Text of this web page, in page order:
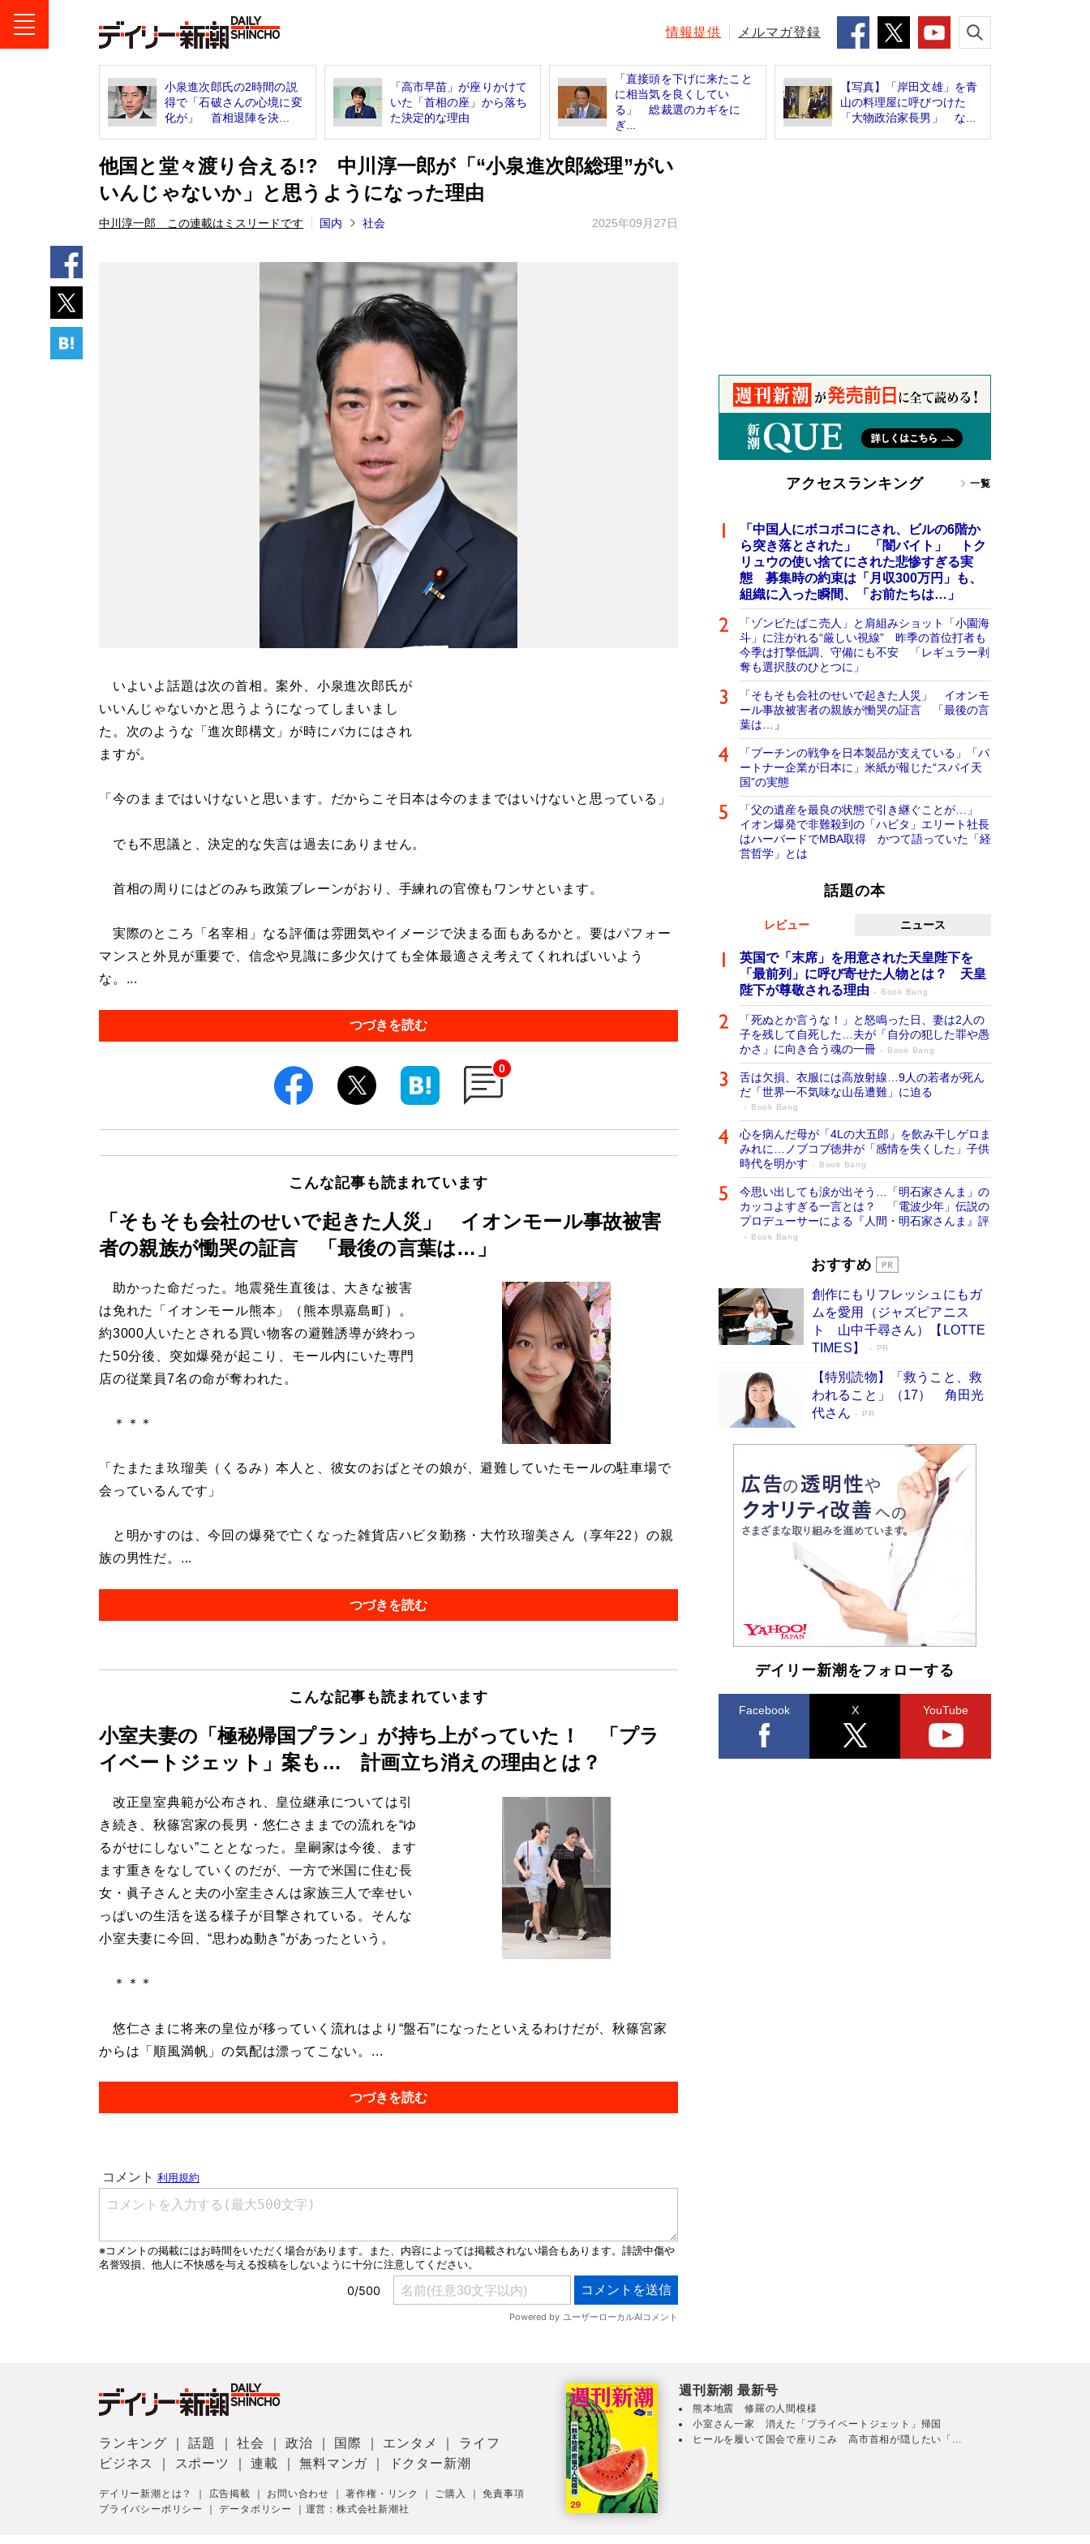
情報提供 メルマガ登録
小泉進次郎氏の2時間の説
得で「石破さんの心境に変
化が」 首相退陣を決...
「高市早苗」が座りかけて
いた「首相の座」から落ち
た決定的な理由
「直接頭を下げに来たこと
に相当気を良くしてい
る」 総裁選のカギをに
ぎ...
【写真】「岸田文雄」を青
山の料理屋に呼びつけた
「大物政治家長男」 な...
他国と堂々渡り合える!? 中川淳一郎が「“小泉進次郎総理”がい
いんじゃないか」と思うようになった理由
中川淳一郎 この連載はミスリードです 国内 社会 2025年09月27日
いよいよ話題は次の首相。案外、小泉進次郎氏が
いいんじゃないかと思うようになってしまいまし
た。次のような「進次郎構文」が時にバカにはされ
ますが。
「今のままではいけないと思います。だからこそ日本は今のままではいけないと思っている」
でも不思議と、決定的な失言は過去にありません。
首相の周りにはどのみち政策ブレーンがおり、手練れの官僚もワンサといます。
実際のところ「名宰相」なる評価は雰囲気やイメージで決まる面もあるかと。要はパフォー
マンスと外見が重要で、信念や見識に多少欠けても全体最適さえ考えてくれればいいよう
な。...
つづきを読む
0
こんな記事も読まれています
「そもそも会社のせいで起きた人災」 イオンモール事故被害
者の親族が慟哭の証言 「最後の言葉は…」
助かった命だった。地震発生直後は、大きな被害
は免れた「イオンモール熊本」（熊本県嘉島町）。
約3000人いたとされる買い物客の避難誘導が終わっ
た50分後、突如爆発が起こり、モール内にいた専門
店の従業員7名の命が奪われた。
＊＊＊
「たまたま玖瑠美（くるみ）本人と、彼女のおばとその娘が、避難していたモールの駐車場で
会っているんです」
と明かすのは、今回の爆発で亡くなった雑貨店ハビタ勤務・大竹玖瑠美さん（享年22）の親
族の男性だ。...
つづきを読む
こんな記事も読まれています
小室夫妻の「極秘帰国プラン」が持ち上がっていた！ 「プラ
イベートジェット」案も… 計画立ち消えの理由とは？
改正皇室典範が公布され、皇位継承については引
き続き、秋篠宮家の長男・悠仁さままでの流れを“ゆ
るがせにしない”こととなった。皇嗣家は今後、ます
ます重きをなしていくのだが、一方で米国に住む長
女・眞子さんと夫の小室圭さんは家族三人で幸せい
っぱいの生活を送る様子が目撃されている。そんな
小室夫妻に今回、“思わぬ動き”があったという。
＊＊＊
悠仁さまに将来の皇位が移っていく流れはより“盤石”になったといえるわけだが、秋篠宮家
からは「順風満帆」の気配は漂ってこない。...
つづきを読む
アクセスランキング 一覧
「中国人にボコボコにされ、ビルの6階か
ら突き落とされた」 「闇バイト」 トク
リュウの使い捨てにされた悲惨すぎる実
態 募集時の約束は「月収300万円」も、
組織に入った瞬間、「お前たちは…」
「ゾンビたばこ売人」と肩組みショット「小園海
斗」に注がれる“厳しい視線” 昨季の首位打者も
今季は打撃低調、守備にも不安 「レギュラー剥
奪も選択肢のひとつに」
「そもそも会社のせいで起きた人災」 イオンモ
ール事故被害者の親族が慟哭の証言 「最後の言
葉は…」
「プーチンの戦争を日本製品が支えている」「パ
ートナー企業が日本に」米紙が報じた“スパイ天
国”の実態
「父の遺産を最良の状態で引き継ぐことが…」
イオン爆発で非難殺到の「ハビタ」エリート社長
はハーバードでMBA取得 かつて語っていた「経
営哲学」とは
話題の本
レビュー ニュース
英国で「末席」を用意された天皇陛下を
「最前列」に呼び寄せた人物とは？ 天皇
陛下が尊敬される理由
Book Bang
「死ぬとか言うな！」と怒鳴った日、妻は2人の
子を残して自死した…夫が「自分の犯した罪や愚
かさ」に向き合う魂の一冊
Book Bang
舌は欠損、衣服には高放射線…9人の若者が死ん
だ「世界一不気味な山岳遭難」に迫る
Book Bang
心を病んだ母が「4Lの大五郎」を飲み干しゲロま
みれに…ノブコブ徳井が「感情を失くした」子供
時代を明かす
Book Bang
今思い出しても涙が出そう…「明石家さんま」の
カッコよすぎる一言とは？ 「電波少年」伝説の
プロデューサーによる『人間・明石家さんま』評
Book Bang
「『火垂るの墓』は、大嘘である」原作者
は描きたくない」監督が徹底的にこだわっ
たこと（後編） #戦争の記憶
Book Bang
「叱って伸びるやつは、褒めたらもっと伸びる」
俳優・高嶋政伸が家族に教わった“人を育てるコ
ツ”…芸への考え方を明かす
Book Bang
美輪明宏 晩年の回答を集めた『ほほえんで生き
るための人生相談』がランクイン［エンターテイ
メントベストセラー］
「宇宙兄弟」最終46巻がベストセラー1位 宇宙
開発への関心を押し上げた18年の物語に幕 特装
版には「宇宙で描かれたマンガ」も収録
Book Bang
友近氏、絶賛！ 鎌倉を舞台に、孤独を抱えた
人々が新たな一歩を踏み出す連作短篇集『海のほ
とりのプラネット』試し読み
Book Bang
おすすめ
創作にもリフレッシュにもガ
ムを愛用（ジャズピアニス
ト 山中千尋さん）【LOTTE
TIMES】
PR
【特別読物】「救うこと、救
われること」（17） 角田光
代さん
PR
デイリー新潮をフォローする
Facebook X YouTube
ランキング ｜話題 ｜社会 ｜政治 国際 エンタメ
ライフ
ビジネス
スポーツ ｜連載 ｜無料マンガ ドクター新潮
デイリー新潮とは？ 広告掲載 お問い合わせ ｜著作権・リンク ご購入 ｜免責事項
プライバシーポリシー
｜データポリシー 運営：株式会社新潮社
週刊新潮 最新号
熊本地震 修羅の人間模様
小室さん一家 消えた「プライベートジェット」帰国
ヒールを履いて国会で座りこみ 高市首相が隠したい「...